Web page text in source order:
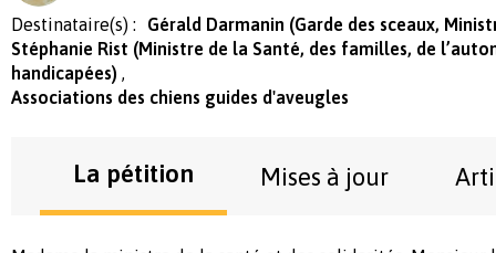
Destinataire(s) :
Gérald Darmanin (Garde des sceaux,
Stéphanie Rist (Ministre de la Santé, des familles, de
handicapées)
Associations des chiens guides d'aveugles
La pétition Mises à jour